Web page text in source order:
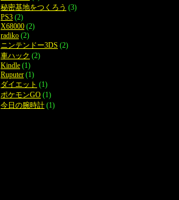
秘密基地をつくろう (3)
PS3 (2)
X68000 (2)
radiko (2)
ニンテンドー3DS (2)
車ハック (2)
Kindle (1)
Ruputer (1)
ダイエット (1)
ポケモンGO (1)
今日の腕時計 (1)